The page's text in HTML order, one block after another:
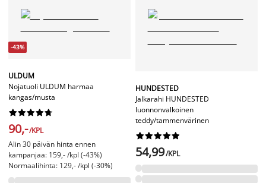
-43%
ULDUM
Nojatuoli ULDUM harmaa
kangas/musta






90,-/KPL
Alin 30 päivän hinta ennen
kampanjaa: 159,- /kpl (-43%)
Normaalihinta: 129,- /kpl (-30%)
HUNDESTED
Jalkarahi HUNDESTED
luonnonvalkoinen
teddy/tammenvärinen






54,99/KPL